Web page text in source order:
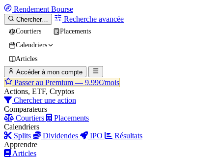
Rendement Bourse
Chercher… Recherche avancée
Courtiers
Placements
Calendriers
Articles
Accéder à mon compte
Passer au Premium — 9.99€/mois
Actions, ETF, Cryptos
Chercher une action
Comparateurs
Courtiers
Placements
Calendriers
Splits
Dividendes IPO
Résultats
Apprendre
Articles